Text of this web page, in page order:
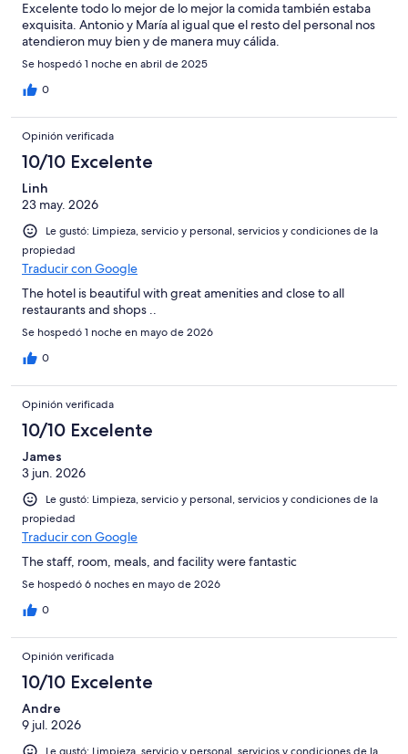
Excelente todo lo mejor de lo mejor la comida también estaba
exquisita. Antonio y María al igual que el resto del personal nos
atendieron muy bien y de manera muy cálida.
Se hospedó 1 noche en abril de 2025
0
Opinión verificada
10/10 Excelente
Linh
23 may. 2026
Le gustó: Limpieza, servicio y personal, servicios y condiciones de la
propiedad
Traducir con Google
The hotel is beautiful with great amenities and close to all
restaurants and shops ..
Se hospedó 1 noche en mayo de 2026
0
Opinión verificada
10/10 Excelente
James
3 jun. 2026
Le gustó: Limpieza, servicio y personal, servicios y condiciones de la
propiedad
Traducir con Google
The staff, room, meals, and facility were fantastic
Se hospedó 6 noches en mayo de 2026
0
Opinión verificada
10/10 Excelente
Andre
9 jul. 2026